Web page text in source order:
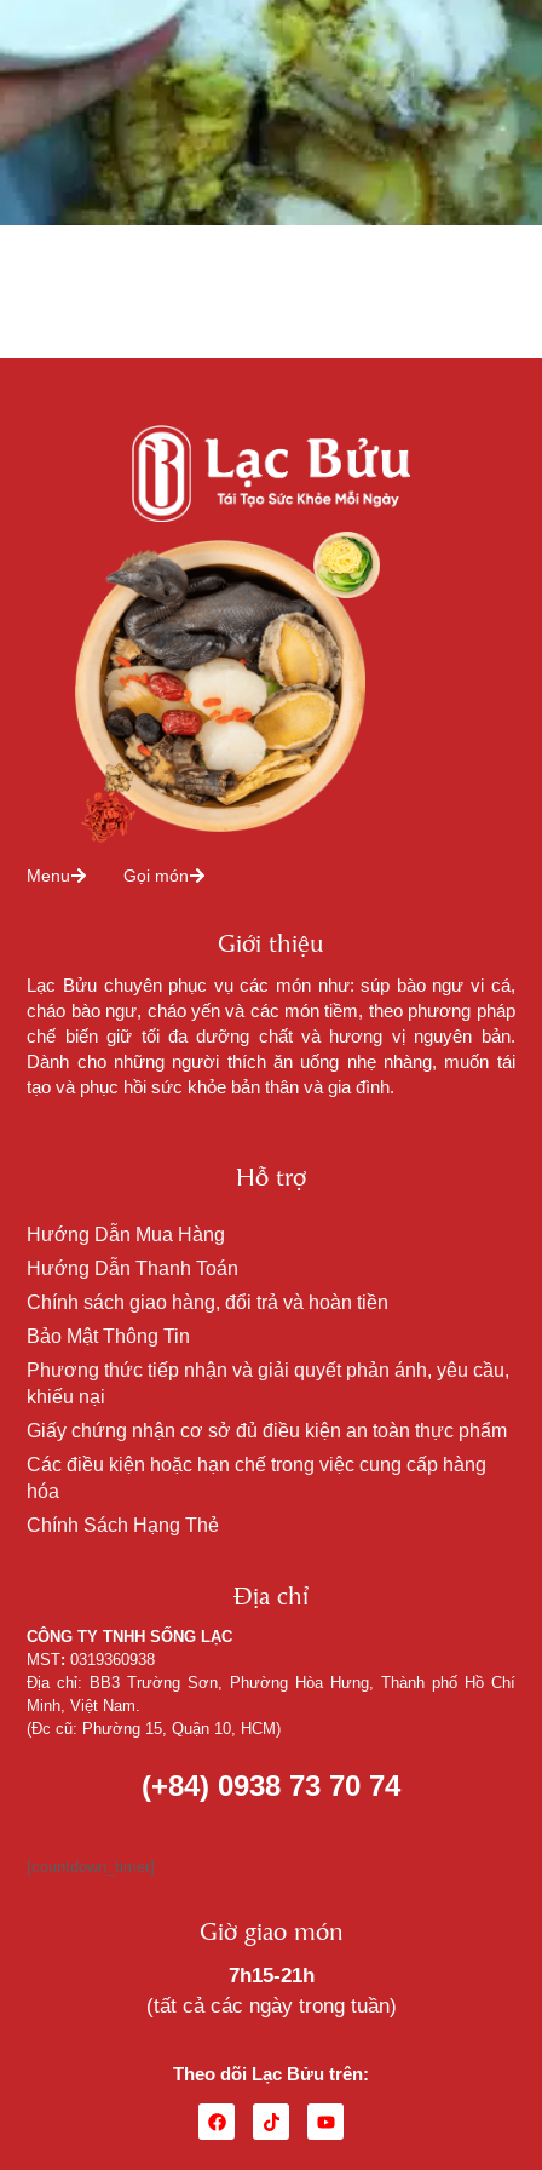
Menu Gọi món
Giới thiệu
Lạc Bửu chuyên phục vụ các món như: súp bào ngư vi cá,
cháo bào ngư, cháo yến và các món tiềm, theo phương pháp
chế biến giữ tối đa dưỡng chất và hương vị nguyên bản.
Dành cho những người thích ăn uống nhẹ nhàng, muốn tái
tạo và phục hồi sức khỏe bản thân và gia đình.
Hỗ trợ
Hướng Dẫn Mua Hàng
Hướng Dẫn Thanh Toán
Chính sách giao hàng, đổi trả và hoàn tiền
Bảo Mật Thông Tin
Phương thức tiếp nhận và giải quyết phản ánh, yêu cầu,
khiếu nại
Giấy chứng nhận cơ sở đủ điều kiện an toàn thực phẩm
Các điều kiện hoặc hạn chế trong việc cung cấp hàng
hóa
Chính Sách Hạng Thẻ
Địa chỉ
CÔNG TY TNHH SỐNG LẠC
MST: 0319360938
Địa chỉ: BB3 Trường Sơn, Phường Hòa Hưng, Thành phố Hồ Chí
Minh, Việt Nam.
(Đc cũ: Phường 15, Quận 10, HCM)
(+84) 0938 73 70 74
[countdown_timer]
Giờ giao món
7h15-21h
(tất cả các ngày trong tuần)
Theo dõi Lạc Bửu trên: